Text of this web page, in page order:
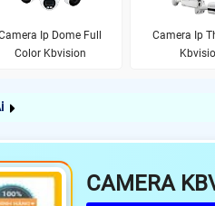
Ip Dome Full
Color Kbvision
Camera Ip
CAMERA